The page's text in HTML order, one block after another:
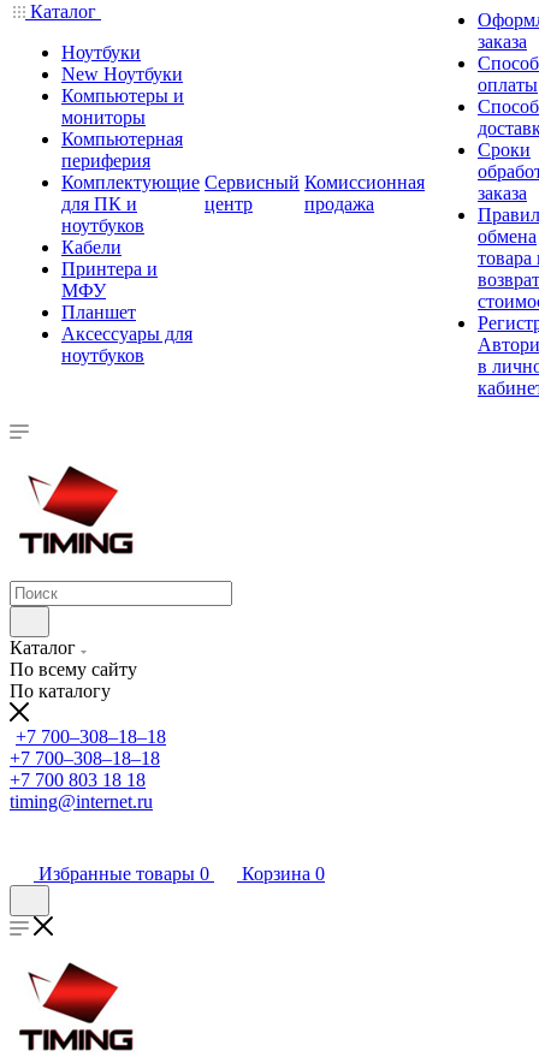
Каталог
Ноутбуки
New Ноутбуки
Компьютеры и
мониторы
Компьютерная
периферия
Комплектующие
для ПК и
ноутбуков
Кабели
Принтера и
МФУ
Планшет
Аксессуары для
ноутбуков
Сервисный
центр
Комиссионная
продажа
заказа
оплаты
Сроки
заказа
обмена
товара
в
Каталог
По всему сайту
По каталогу
+7 700‒308‒18‒18
+7 700‒308‒18‒18
+7 700 803 18 18
timing@internet.ru
Избранные товары 0 Корзина 0